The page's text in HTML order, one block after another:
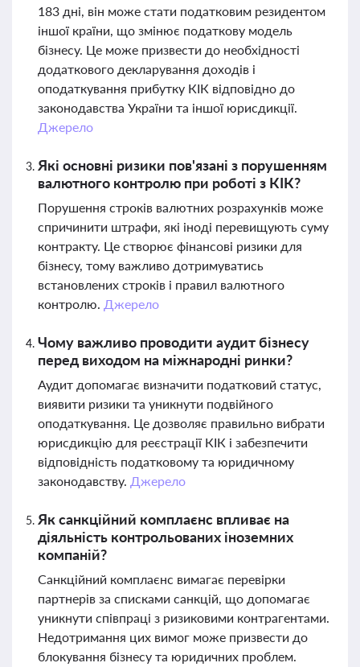
183 дні, він може стати податковим резидентом
іншої країни, що змінює податкову модель
бізнесу. Це може призвести до необхідності
додаткового декларування доходів і
оподаткування прибутку КІК відповідно до
законодавства України та іншої юрисдикції.
Джерело
Які основні ризики пов'язані з порушенням
валютного контролю при роботі з КІК?
Порушення строків валютних розрахунків може
спричинити штрафи, які іноді перевищують суму
контракту. Це створює фінансові ризики для
бізнесу, тому важливо дотримуватись
встановлених строків і правил валютного
контролю. Джерело
Чому важливо проводити аудит бізнесу
перед виходом на міжнародні ринки?
Аудит допомагає визначити податковий статус,
виявити ризики та уникнути подвійного
оподаткування. Це дозволяє правильно вибрати
юрисдикцію для реєстрації КІК і забезпечити
відповідність податковому та юридичному
законодавству. Джерело
Як санкційний комплаєнс впливає на
діяльність контрольованих іноземних
компаній?
Санкційний комплаєнс вимагає перевірки
партнерів за списками санкцій, що допомагає
уникнути співпраці з ризиковими контрагентами.
Недотримання цих вимог може призвести до
блокування бізнесу та юридичних проблем.